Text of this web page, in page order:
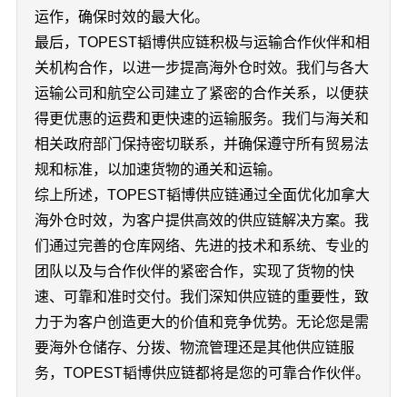
运作，确保时效的最大化。
最后，TOPEST韬博供应链积极与运输合作伙伴和相
关机构合作，以进一步提高海外仓时效。我们与各大
运输公司和航空公司建立了紧密的合作关系，以便获
得更优惠的运费和更快速的运输服务。我们与海关和
相关政府部门保持密切联系，并确保遵守所有贸易法
规和标准，以加速货物的通关和运输。
综上所述，TOPEST韬博供应链通过全面优化加拿大
海外仓时效，为客户提供高效的供应链解决方案。我
们通过完善的仓库网络、先进的技术和系统、专业的
团队以及与合作伙伴的紧密合作，实现了货物的快
速、可靠和准时交付。我们深知供应链的重要性，致
力于为客户创造更大的价值和竞争优势。无论您是需
要海外仓储存、分拨、物流管理还是其他供应链服
务，TOPEST韬博供应链都将是您的可靠合作伙伴。